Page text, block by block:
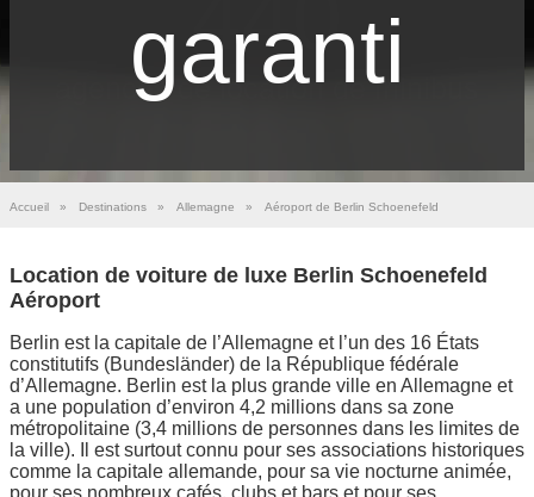
garanti
Accueil » Destinations » Allemagne » Aéroport de Berlin Schoenefeld
Location de voiture de luxe Berlin Schoenefeld
Aéroport
Berlin est la capitale de l’Allemagne et l’un des 16 États
constitutifs (Bundesländer) de la République fédérale
d’Allemagne. Berlin est la plus grande ville en Allemagne et
a une population d’environ 4,2 millions dans sa zone
métropolitaine (3,4 millions de personnes dans les limites de
la ville). Il est surtout connu pour ses associations historiques
comme la capitale allemande, pour sa vie nocturne animée,
pour ses nombreux cafés, clubs et bars et pour ses